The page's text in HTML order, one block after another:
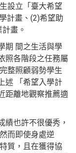
設立「臺大希望
計畫、(2)希望助
畫。
期 間之生活與學
照各階段之任務屬
整照顧弱勢學生
述 「希望入學計
距離地觀察推薦適
績也許不很優秀，
而即使身處逆
質，且在獲得協